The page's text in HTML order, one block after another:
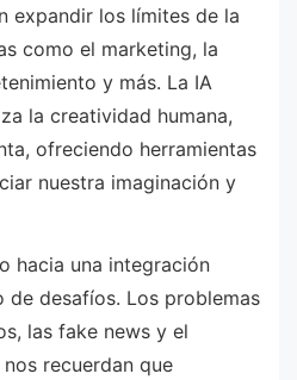
expandir los límites de la
como el marketing, la
y más. La IA
la creatividad humana,
ofreciendo herramientas
nuestra imaginación y
hacia una integración
de desafíos. Los problemas
las fake news y el
recuerdan que